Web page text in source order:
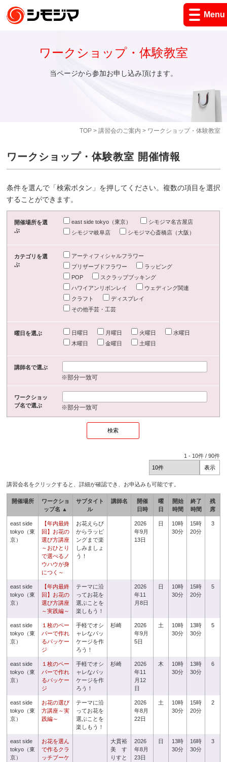
Menu
TOP> 講習会のご案内 > ワークショップ・体験教室
ワークショップ・体験教室
当ページから参加お申し込み頂けます。
ワークショップ・体験教室 開催情報
条件を選んで「検索ボタン」を押してください。複数の項目を選択
することができます。
開催場所を選
ぶ
east side tokyo（東京）
シモジマ名古屋店
シモジマ岐阜店
シモジマ心斎橋店（大阪）
カテゴリを選
ぶ
アーティフィシャルフラワー
プリザーブドフラワー
ラッピング
POP
スクラップブッキング
ハワイアンリボンレイ
ウェディング関連
クラフト
ディスプレイ
その他手芸・工芸
曜日を選ぶ 日曜日 月曜日 火曜日
水曜日
木曜日
金曜日 土曜日
講師名で選ぶ
※部分一致可
ワークショッ
プ名で選ぶ
※部分一致可
1 - 10件 /90件
講習会名をクリックすると、詳細が確認でき、お申込みも可能です。
開催場所
ワークショ
ップ名 ▲
サブタイト
ル
講師名
開催
日時
曜
日
開始
時間
終了
時間
残
席
east side
tokyo（東
京）
【年内最終
回】お花の
選び方講座
～おひとり
で選べるノ
ウハウが身
につく～
お花えらび
からラッピ
ングまで楽
しみましょ
う！
2026
年9月
13日
日
10時
30分
15時
20分
3
east side
tokyo（東
京）
【年内最終
回】お花の
選び方講座
～実践編～
テーマに沿
ってお花を
選ぶことを
楽しもう！
2026
年11
月8日
日
10時
30分
15時
20分
5
east side
tokyo（東
京）
１枚のペー
パーで作れ
るパッケー
ジ
手軽でオシ
ャレなパッ
ケージを作
ろう！
杉崎
2026
年9月
5日
土
10時
30分
13時
30分
5
east side
tokyo（東
京）
１枚のペー
パーで作れ
るパッケー
ジ
手軽でオシ
ャレなパッ
ケージを作
ろう！
杉崎
2026
年11
月12
日
木
10時
30分
13時
30分
6
east side
tokyo（東
京）
お花の選び
方講座～実
践編～
テーマに沿
ってお花を
選ぶことを
楽しもう！
2026
年8月
22日
土
10時
30分
15時
20分
2
east side
tokyo（東
京）
お花を選ん
で作るクラ
ッチブーケ
大貫裕
美 す
りすと
2026
年8月
23日
日
13時
30分
16時
30分
3